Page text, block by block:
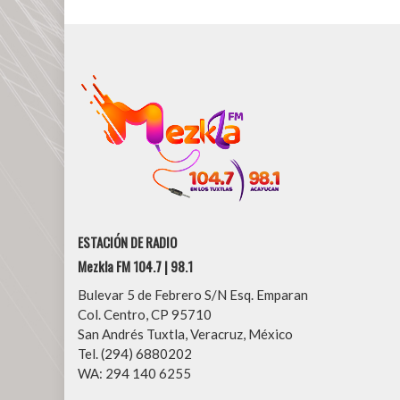
ESTACIÓN DE RADIO
Mezkla FM 104.7 | 98.1
Bulevar 5 de Febrero S/N Esq. Emparan
Col. Centro, CP 95710
San Andrés Tuxtla, Veracruz, México
Tel. (294) 6880202
WA: 294 140 6255